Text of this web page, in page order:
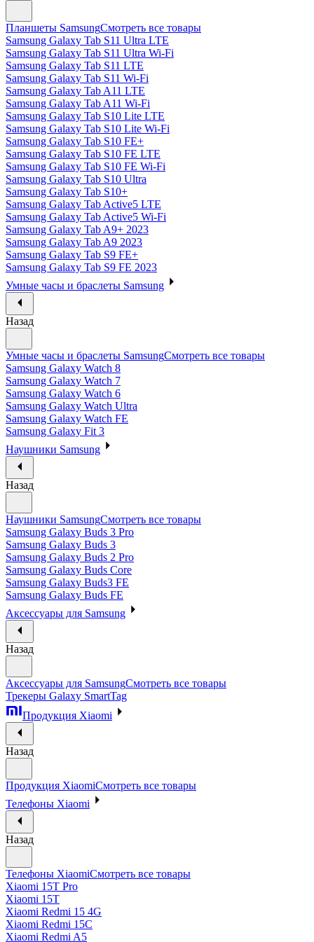
Планшеты SamsungСмотреть все товары
Samsung Galaxy Tab S11 Ultra LTE
Samsung Galaxy Tab S11 Ultra Wi-Fi
Samsung Galaxy Tab S11 LTE
Samsung Galaxy Tab S11 Wi-Fi
Samsung Galaxy Tab A11 LTE
Samsung Galaxy Tab A11 Wi-Fi
Samsung Galaxy Tab S10 Lite LTE
Samsung Galaxy Tab S10 Lite Wi-Fi
Samsung Galaxy Tab S10 FE+
Samsung Galaxy Tab S10 FE LTE
Samsung Galaxy Tab S10 FE Wi-Fi
Samsung Galaxy Tab S10 Ultra
Samsung Galaxy Tab S10+
Samsung Galaxy Tab Active5 LTE
Samsung Galaxy Tab Active5 Wi-Fi
Samsung Galaxy Tab A9+ 2023
Samsung Galaxy Tab A9 2023
Samsung Galaxy Tab S9 FE+
Samsung Galaxy Tab S9 FE 2023
Умные часы и браслеты Samsung
Назад
Умные часы и браслеты SamsungСмотреть все товары
Samsung Galaxy Watch 8
Samsung Galaxy Watch 7
Samsung Galaxy Watch 6
Samsung Galaxy Watch Ultra
Samsung Galaxy Watch FE
Samsung Galaxy Fit 3
Наушники Samsung
Назад
Наушники SamsungСмотреть все товары
Samsung Galaxy Buds 3 Pro
Samsung Galaxy Buds 3
Samsung Galaxy Buds 2 Pro
Samsung Galaxy Buds Core
Samsung Galaxy Buds3 FE
Samsung Galaxy Buds FE
Аксессуары для Samsung
Назад
Аксессуары для SamsungСмотреть все товары
Трекеры Galaxy SmartTag
Продукция Xiaomi
Назад
Продукция XiaomiСмотреть все товары
Телефоны Xiaomi
Назад
Телефоны XiaomiСмотреть все товары
Xiaomi 15T Pro
Xiaomi 15T
Xiaomi Redmi 15 4G
Xiaomi Redmi 15C
Xiaomi Redmi A5